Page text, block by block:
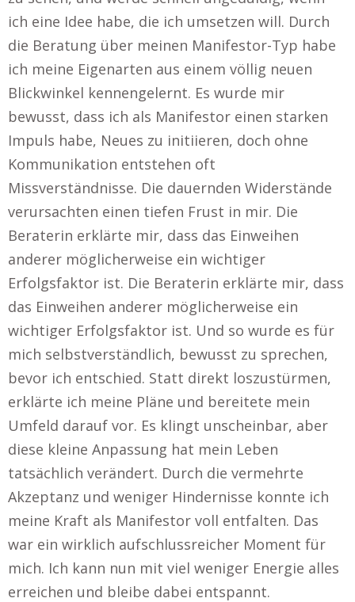
ich eine Idee habe, die ich umsetzen will. Durch
die Beratung über meinen Manifestor-Typ habe
ich meine Eigenarten aus einem völlig neuen
Blickwinkel kennengelernt. Es wurde mir
bewusst, dass ich als Manifestor einen starken
Impuls habe, Neues zu initiieren, doch ohne
Kommunikation entstehen oft
Missverständnisse. Die dauernden Widerstände
verursachten einen tiefen Frust in mir. Die
Beraterin erklärte mir, dass das Einweihen
anderer möglicherweise ein wichtiger
Erfolgsfaktor ist. Die Beraterin erklärte mir, dass
das Einweihen anderer möglicherweise ein
wichtiger Erfolgsfaktor ist. Und so wurde es für
mich selbstverständlich, bewusst zu sprechen,
bevor ich entschied. Statt direkt loszustürmen,
erklärte ich meine Pläne und bereitete mein
Umfeld darauf vor. Es klingt unscheinbar, aber
diese kleine Anpassung hat mein Leben
tatsächlich verändert. Durch die vermehrte
Akzeptanz und weniger Hindernisse konnte ich
meine Kraft als Manifestor voll entfalten. Das
war ein wirklich aufschlussreicher Moment für
mich. Ich kann nun mit viel weniger Energie alles
erreichen und bleibe dabei entspannt.